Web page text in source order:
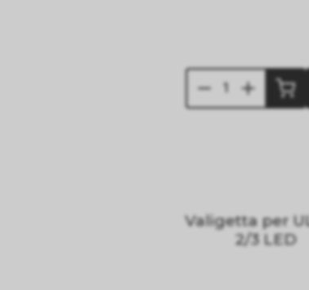
Valigetta per
2/3 LED